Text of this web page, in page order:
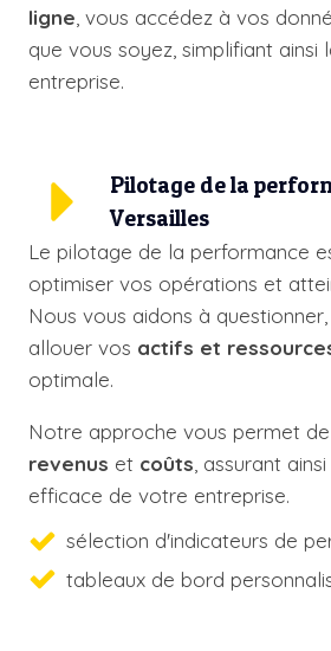
ligne, vous accédez à vos
que vous soyez, simplifiant
entreprise.
Pilotage de la
Versailles
Le pilotage de la performance
optimiser vos opérations et
Nous vous aidons à
allouer vos actifs et
optimale.
Notre approche vous permet
revenus et coûts , assurant
efficace de votre entreprise.
sélection d'indicateurs de
tableaux de bord